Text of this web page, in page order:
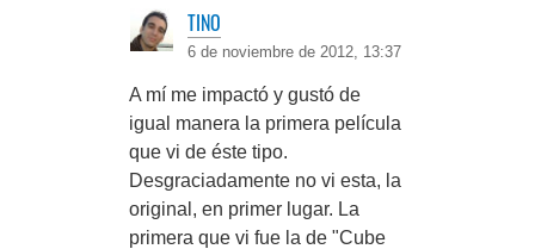
TINO
6 de noviembre de 2012, 13:37
A mí me impactó y gustó de
igual manera la primera película
que vi de éste tipo.
Desgraciadamente no vi esta, la
original, en primer lugar. La
primera que vi fue la de "Cube